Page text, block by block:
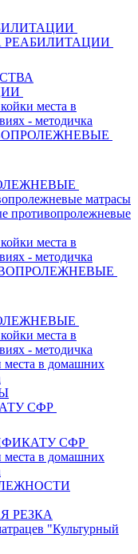
РЕАБИЛИТАЦИИ
места в
- методичка
матрасы
противопролежневые
места в
- методичка
места в
- методичка
в домашних
СФР
СФР
в домашних
РЕЗКА
"Культурный